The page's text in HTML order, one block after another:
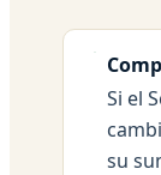
Si el
su